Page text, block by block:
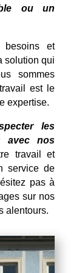
ou un
besoins et
solution qui
sommes
est le
expertise.
les
avec nos
travail et
service de
pas à
sur nos
alentours.